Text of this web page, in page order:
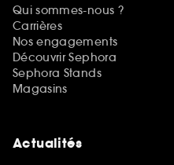
Qui sommes-nous ?
Carrières
Nos engagements
Découvrir Sephora
Sephora Stands
Magasins
Actualités